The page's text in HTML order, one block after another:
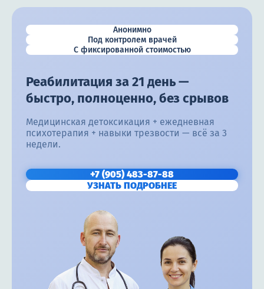
Анонимно
Под контролем врачей
С фиксированной стоимостью
Реабилитация за 21 день —
быстро, полноценно, без срывов
Медицинская детоксикация + ежедневная
психотерапия + навыки трезвости — всё за 3
недели.
+7 (905) 483-87-88
УЗНАТЬ ПОДРОБНЕЕ